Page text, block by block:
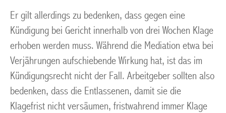
Er gilt allerdings zu bedenken, dass gegen eine
Kündigung bei Gericht innerhalb von drei Wochen Klage
erhoben werden muss. Während die Mediation etwa bei
Verjährungen aufschiebende Wirkung hat, ist das im
Kündigungsrecht nicht der Fall. Arbeitgeber sollten also
bedenken, dass die Entlassenen, damit sie die
Klagefrist nicht versäumen, fristwahrend immer Klage